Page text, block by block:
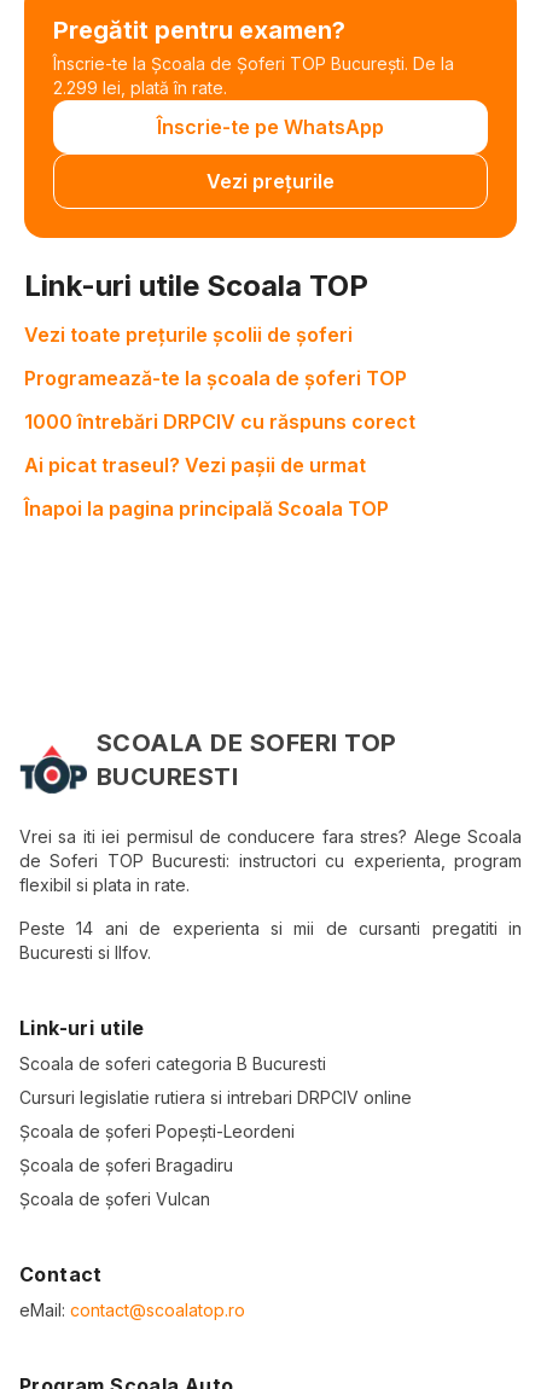
Pregătit pentru examen?
Înscrie-te la Școala de Șoferi TOP București. De la
2.299 lei, plată în rate.
Înscrie-te pe WhatsApp
Vezi prețurile
Link-uri utile Scoala TOP
Vezi toate prețurile școlii de șoferi
Programează-te la școala de șoferi TOP
1000 întrebări DRPCIV cu răspuns corect
Ai picat traseul? Vezi pașii de urmat
Înapoi la pagina principală Scoala TOP
SCOALA DE SOFERI TOP
BUCURESTI
Vrei sa iti iei permisul de conducere fara stres? Alege Scoala
de Soferi TOP Bucuresti: instructori cu experienta, program
flexibil si plata in rate.
Peste 14 ani de experienta si mii de cursanti pregatiti in
Bucuresti si Ilfov.
Link-uri utile
Scoala de soferi categoria B Bucuresti
Cursuri legislatie rutiera si intrebari DRPCIV online
Școala de șoferi Popești-Leordeni
Școala de șoferi Bragadiru
Școala de șoferi Vulcan
Contact
eMail: contact@scoalatop.ro